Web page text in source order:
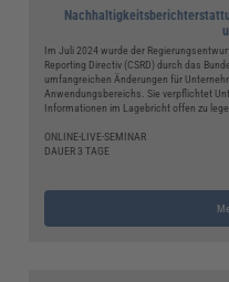
Im Juli 2024 wurde der
Reporting Directiv (CSRD) durch das
umfangreichen Änderungen für
Anwendungsbereichs. Sie verpflichtet
Informationen im Lagebricht offen zu
ONLINE-LIVE-SEMINAR
DAUER 3 TAGE